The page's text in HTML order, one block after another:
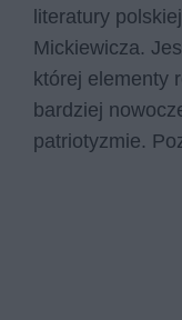
literatury
Mickiewicza.
której elementy
bardziej
patriotyzmie.